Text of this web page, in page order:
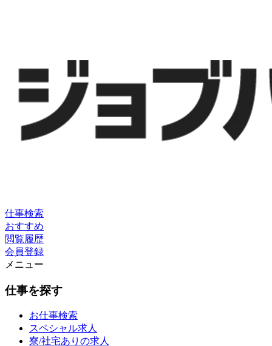
仕事検索
おすすめ
閲覧履歴
会員登録
メニュー
仕事を探す
お仕事検索
スペシャル求人
寮/社宅ありの求人